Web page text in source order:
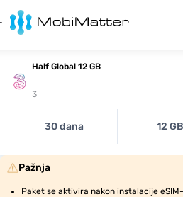
Half Global 12 GB
3
30 dana 12 GB
Pažnja
Paket se aktivira nakon instalacije